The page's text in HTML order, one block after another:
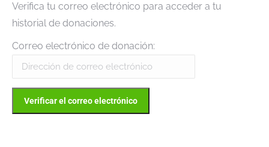
Verifica tu correo electrónico para acceder a tu
historial de donaciones.
Correo electrónico de donación: